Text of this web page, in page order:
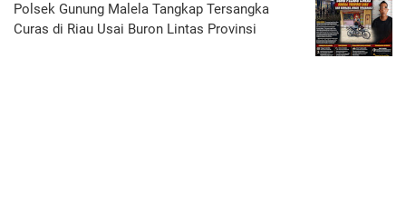
Polsek Gunung Malela Tangkap Tersangka
Curas di Riau Usai Buron Lintas Provinsi